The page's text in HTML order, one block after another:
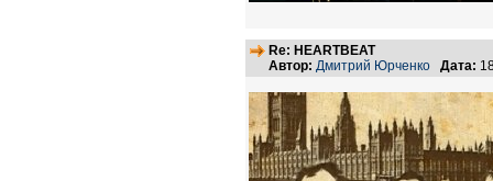
Re: HEARTBEAT
Автор: Дмитрий Юрченко Дата: